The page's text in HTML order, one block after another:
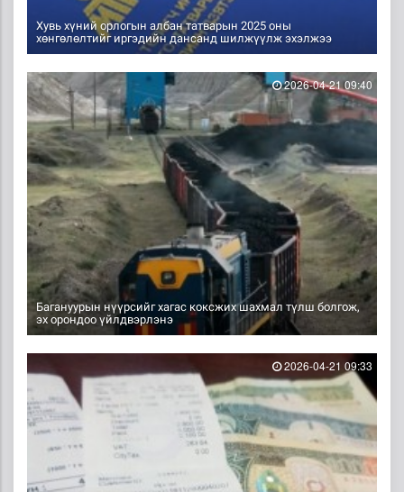
Хувь хүний орлогын албан татварын 2025 оны
хөнгөлөлтийг иргэдийн дансанд шилжүүлж эхэлжээ
Багануурын нүүрсийг хагас коксжих шахмал түлш болгож,
эх орондоо үйлдвэрлэнэ
2026-04-21 09:40
2026-04-21 09:33